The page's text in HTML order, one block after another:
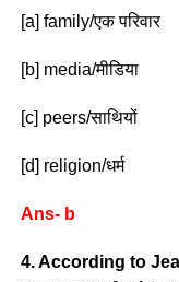
[a] family/एक परिवार
[b] media/मीडिया
[c] peers/साथियों
[d] religion/धर्म
Ans- b
4. According to